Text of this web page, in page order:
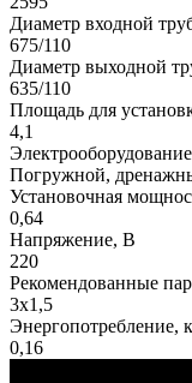
Диаметр входной
675/110
Диаметр выходной
635/110
Площадь для
4,1
Электрооборудование
Погружной,
Установочная
0,64
Напряжение, В
220
Рекомендованные
3х1,5
Энергопотребление,
0,16